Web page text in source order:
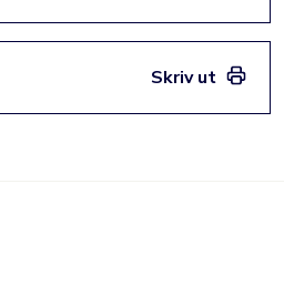
Skriv ut